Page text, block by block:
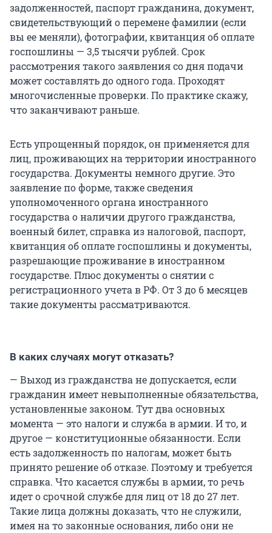
задолженностей, паспорт гражданина, документ,
свидетельствующий о перемене фамилии (если
вы ее меняли), фотографии, квитанция об оплате
госпошлины — 3,5 тысячи рублей. Срок
рассмотрения такого заявления со дня подачи
может составлять до одного года. Проходят
многочисленные проверки. По практике скажу,
что заканчивают раньше.
Есть упрощенный порядок, он применяется для
лиц, проживающих на территории иностранного
государства. Документы немного другие. Это
заявление по форме, также сведения
уполномоченного органа иностранного
государства о наличии другого гражданства,
военный билет, справка из налоговой, паспорт,
квитанция об оплате госпошлины и документы,
разрешающие проживание в иностранном
государстве. Плюс документы о снятии с
регистрационного учета в РФ. От 3 до 6 месяцев
такие документы рассматриваются.
В каких случаях могут отказать?
— Выход из гражданства не допускается, если
гражданин имеет невыполненные обязательства,
установленные законом. Тут два основных
момента — это налоги и служба в армии. И то, и
другое — конституционные обязанности. Если
есть задолженность по налогам, может быть
принято решение об отказе. Поэтому и требуется
справка. Что касается службы в армии, то речь
идет о срочной службе для лиц от 18 до 27 лет.
Такие лица должны доказать, что не служили,
имея на то законные основания, либо они не